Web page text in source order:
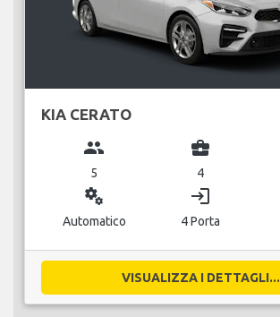
KIA CERATO
group
5
business_center
4
miscellaneous_services
Automatico
login
4 Porta
VISUALIZZA I DETTAGLI...